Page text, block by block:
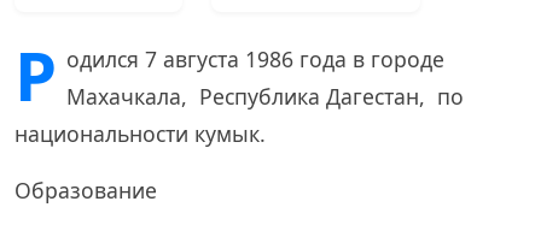
Р одился 7 августа 1986 года в городе
Махачкала, Республика Дагестан, по
национальности кумык.
Образование